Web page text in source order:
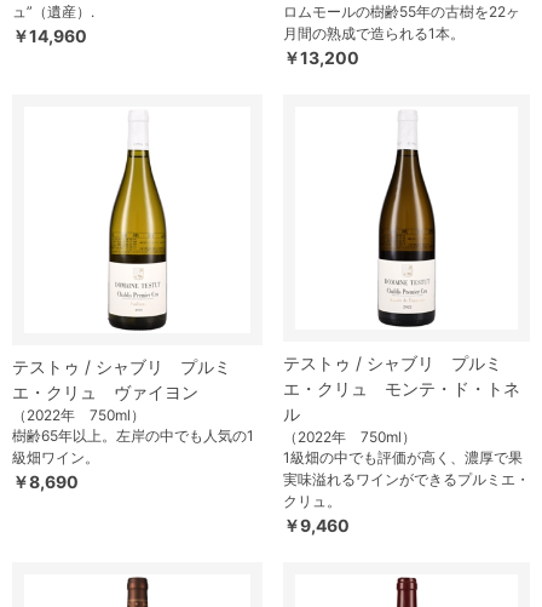
ュ”（遺産）.
￥14,960
ロムモールの樹齢55年の古樹を22ヶ
月間の熟成で造られる1本。
￥13,200
テストゥ / シャブリ プルミ
エ・クリュ ヴァイヨン
（2022年 750ml）
樹齢65年以上。左岸の中でも人気の1
級畑ワイン。
￥8,690
テストゥ / シャブリ プルミ
エ・クリュ モンテ・ド・トネ
ル
（2022年 750ml）
1級畑の中でも評価が高く、濃厚で果
実味溢れるワインができるプルミエ・
クリュ。
￥9,460